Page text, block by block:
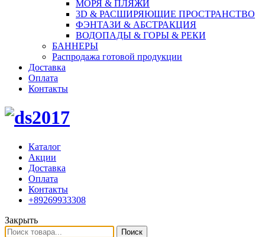
МОРЯ & ПЛЯЖИ
3D & РАСШИРЯЮЩИЕ ПРОСТРАНСТВО
ФЭНТАЗИ & АБСТРАКЦИЯ
ВОДОПАДЫ & ГОРЫ & РЕКИ
БАННЕРЫ
Распродажа готовой продукции
Доставка
Оплата
Контакты
Каталог
Акции
Доставка
Оплата
Контакты
+89269933308
Закрыть
Поиск